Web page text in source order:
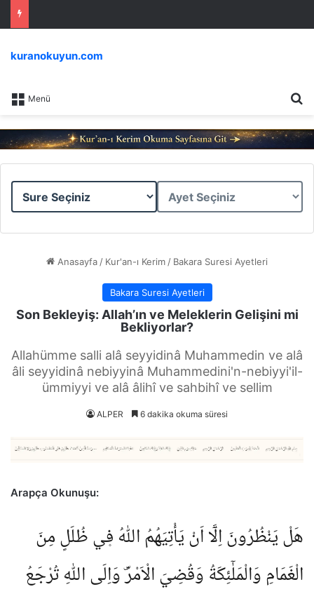
Menü
kuranokuyun.com
Sure
Ayet
Anasayfa / Kur'an-ı Kerim / Bakara Suresi Ayetleri
Bakara Suresi Ayetleri
Son Bekleyiş: Allah’ın ve Meleklerin Gelişini mi
Bekliyorlar?
Allahümme salli alâ seyyidinâ Muhammedin ve alâ
âli seyyidinâ nebiyyinâ Muhammedini'n-nebiyyi'il-
ümmiyyi ve alâ âlihî ve sahbihî ve sellim
ALPER 6 dakika okuma süresi
Arapça Okunuşu:
هَلْ يَنْظُرُونَ اِلَّٓا اَنْ يَأْتِيَهُمُ اللّٰهُ ف۪ي ظُلَلٍ مِنَ
الْغَمَامِ وَالْمَلٰٓئِكَةُ وَقُضِيَ الْاَمْرُۜ وَاِلَى اللّٰهِ تُرْجَعُ